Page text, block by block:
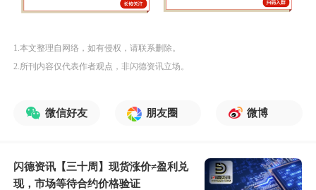
1.本文整理自网络，如有侵权，请联系删除。
2.所刊内容仅代表作者观点，非闪德资讯立场。
微信好友 朋友圈 微博
闪德资讯【三十周】现货涨价≠盈利兑
现，市场等待合约价格验证